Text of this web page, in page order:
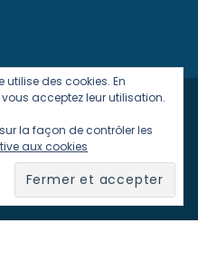
Baioni Comunicazione
IT Solutions
Policy
des cookies. En
acceptez leur utilisation.
la façon de contrôler les
aux cookies